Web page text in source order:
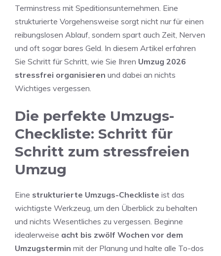
Terminstress mit Speditionsunternehmen. Eine
strukturierte Vorgehensweise sorgt nicht nur für einen
reibungslosen Ablauf, sondern spart auch Zeit, Nerven
und oft sogar bares Geld. In diesem Artikel erfahren
Sie Schritt für Schritt, wie Sie Ihren Umzug 2026
stressfrei organisieren und dabei an nichts
Wichtiges vergessen.
Die perfekte Umzugs-
Checkliste: Schritt für
Schritt zum stressfreien
Umzug
Eine strukturierte Umzugs-Checkliste ist das
wichtigste Werkzeug, um den Überblick zu behalten
und nichts Wesentliches zu vergessen. Beginne
idealerweise acht bis zwölf Wochen vor dem
Umzugstermin mit der Planung und halte alle To-dos